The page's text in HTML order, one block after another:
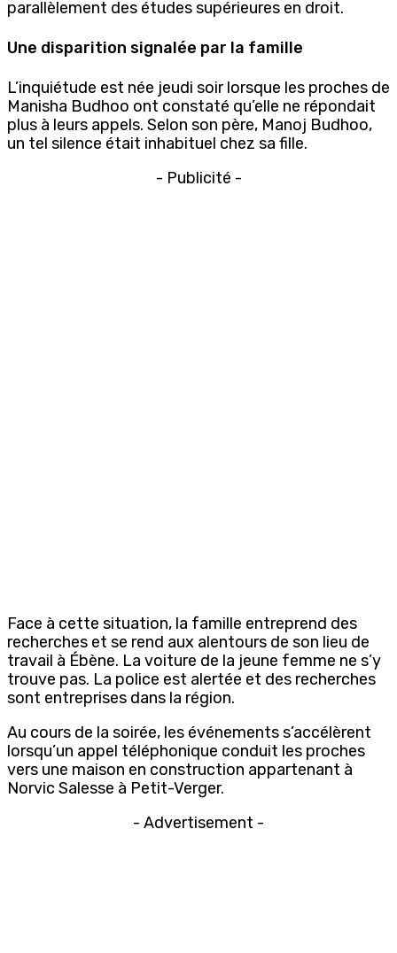
parallèlement des études supérieures en droit.
Une disparition signalée par la famille
L’inquiétude est née jeudi soir lorsque les proches de
Manisha Budhoo ont constaté qu’elle ne répondait
plus à leurs appels. Selon son père, Manoj Budhoo,
un tel silence était inhabituel chez sa fille.
- Publicité -
Face à cette situation, la famille entreprend des
recherches et se rend aux alentours de son lieu de
travail à Ébène. La voiture de la jeune femme ne s’y
trouve pas. La police est alertée et des recherches
sont entreprises dans la région.
Au cours de la soirée, les événements s’accélèrent
lorsqu’un appel téléphonique conduit les proches
vers une maison en construction appartenant à
Norvic Salesse à Petit-Verger.
- Advertisement -